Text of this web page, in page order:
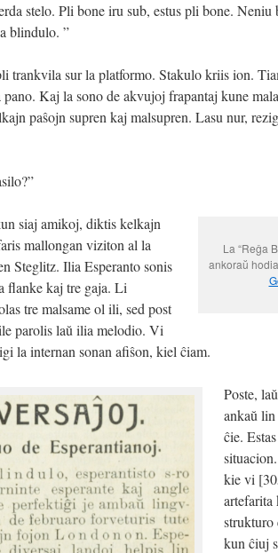
stelo. Pli bone iru sub, estus pli bone. Neniu
blindulo. ”
trankvila sur la platformo. Stakulo kriis ion.
pano. Kaj la sono de akvujoj frapantaj kune
paŝojn supren kaj malsupren. Lasu nur,
La “Reĝa
ankoraŭ
siaj amikoj, diktis kelkajn
mallongan viziton al la
Steglitz. Ilia Esperanto sonis
flanke kaj tre gaja. Li
tre malsame ol ili, sed post
parolis laŭ ilia melodio. Vi
la internan sonan afiŝon, kiel ĉiam.
Poste,
ankaŭ
ĉie.
kie vi
artefarita
strukturo
kun ĉiuj